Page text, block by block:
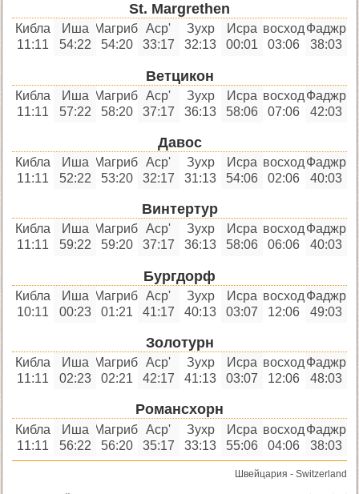
St. Margrethen
Фаджр
38:03
восход
03:06
Исра
00:01
Зухр
32:13
'Аср
33:17
Магриб
54:20
Иша
54:22
Кибла
11:11
Ветцикон
Фаджр
42:03
восход
07:06
Исра
58:06
Зухр
36:13
'Аср
37:17
Магриб
58:20
Иша
57:22
Кибла
11:11
Давос
Фаджр
40:03
восход
02:06
Исра
54:06
Зухр
31:13
'Аср
32:17
Магриб
53:20
Иша
52:22
Кибла
11:11
Винтертур
Фаджр
40:03
восход
06:06
Исра
58:06
Зухр
36:13
'Аср
37:17
Магриб
59:20
Иша
59:22
Кибла
11:11
Бургдорф
Фаджр
49:03
восход
12:06
Исра
03:07
Зухр
40:13
'Аср
41:17
Магриб
01:21
Иша
00:23
Кибла
10:11
Золотурн
Фаджр
48:03
восход
12:06
Исра
03:07
Зухр
41:13
'Аср
42:17
Магриб
02:21
Иша
02:23
Кибла
11:11
Романсхорн
Фаджр
38:03
восход
04:06
Исра
55:06
Зухр
33:13
'Аср
35:17
Магриб
56:20
Иша
56:22
Кибла
11:11
Швейцария - Switzerland